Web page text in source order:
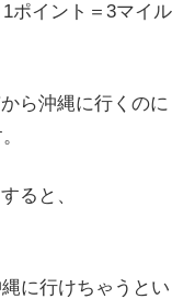
ポイント＝3マイル
ら沖縄に行くのに
ると、
に行けちゃうとい